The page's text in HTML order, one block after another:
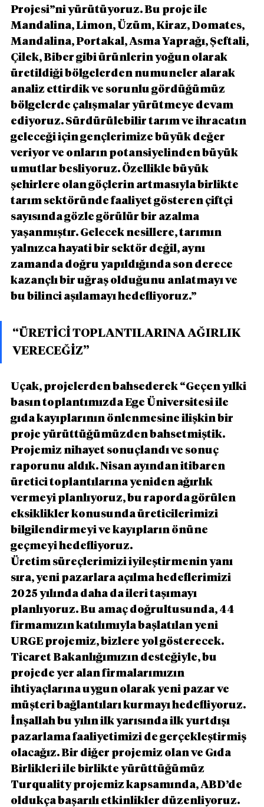
Projesi”ni yürütüyoruz. Bu proje ile
Mandalina, Limon, Üzüm, Kiraz, Domates,
Mandalina, Portakal, Asma Yaprağı, Şeftali,
Çilek, Biber gibi ürünlerin yoğun olarak
üretildiği bölgelerden numuneler alarak
analiz ettirdik ve sorunlu gördüğümüz
bölgelerde çalışmalar yürütmeye devam
ediyoruz. Sürdürülebilir tarım ve ihracatın
geleceği için gençlerimize büyük değer
veriyor ve onların potansiyelinden büyük
umutlar besliyoruz. Özellikle büyük
şehirlere olan göçlerin artmasıyla birlikte
tarım sektöründe faaliyet gösteren çiftçi
sayısında gözle görülür bir azalma
yaşanmıştır. Gelecek nesillere, tarımın
yalnızca hayati bir sektör değil, aynı
zamanda doğru yapıldığında son derece
kazançlı bir uğraş olduğunu anlatmayı ve
bu bilinci aşılamayı hedefliyoruz.”
“ÜRETİCİ TOPLANTILARINA AĞIRLIK
VERECEĞİZ”
Uçak, projelerden bahsederek “Geçen yılki
basın toplantımızda Ege Üniversitesi ile
gıda kayıplarının önlenmesine ilişkin bir
proje yürüttüğümüzden bahsetmiştik.
Projemiz nihayet sonuçlandı ve sonuç
raporunu aldık. Nisan ayından itibaren
üretici toplantılarına yeniden ağırlık
vermeyi planlıyoruz, bu raporda görülen
eksiklikler konusunda üreticilerimizi
bilgilendirmeyi ve kayıpların önüne
geçmeyi hedefliyoruz.
Üretim süreçlerimizi iyileştirmenin yanı
sıra, yeni pazarlara açılma hedeflerimizi
2025 yılında daha da ileri taşımayı
planlıyoruz. Bu amaç doğrultusunda, 44
firmamızın katılımıyla başlatılan yeni
URGE projemiz, bizlere yol gösterecek.
Ticaret Bakanlığımızın desteğiyle, bu
projede yer alan firmalarımızın
ihtiyaçlarına uygun olarak yeni pazar ve
müşteri bağlantıları kurmayı hedefliyoruz.
İnşallah bu yılın ilk yarısında ilk yurtdışı
pazarlama faaliyetimizi de gerçekleştirmiş
olacağız. Bir diğer projemiz olan ve Gıda
Birlikleri ile birlikte yürüttüğümüz
Turquality projemiz kapsamında, ABD’de
oldukça başarılı etkinlikler düzenliyoruz.